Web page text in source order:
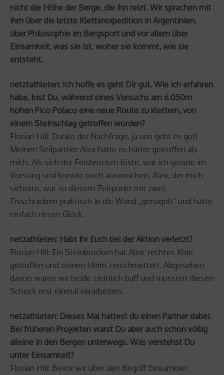
nicht die Höhe der Berge, die ihn reizt. Wir sprachen mit
ihm über die letzte Kletterexpedition in Argentinien,
über Philosophie im Bergsport und vor allem über
Einsamkeit, was sie ist, woher sie kommt, wie sie
entsteht.
netztathleten: Ich hoffe es geht Dir gut. Wie ich erfahren
habe, bist Du, während eines Versuchs am 6.050m
hohen Pico Polaco eine neue Route zu klettern, von
einem Steinschlag getroffen worden?
Florian Hill: Danke der Nachfrage, ja uns geht es gut!
Meinen Seilpartner Alex hatte es härter getroffen als
mich. Als sich der Felsbrocken löste, war ich gerade im
Vorstieg und konnte noch ausweichen. Alex, der mich
sicherte, war zu diesem Zeitpunkt mit zwei
Eisschrauben praktisch in die Wand „genagelt“ und hatte
einfach riesen Glück.
netzathleten: Habt ihr Euch bei der Aktion verletzt?
Florian Hill: Ein Steinbrocken hat Alex‘ rechtes Knie
getroffen und seinen Helm zerschmettert. Abgesehen
davon waren wir beide ziemlich baff und mussten diesen
Schock erst einmal verarbeiten.
netzathleten: Dieses Mal hattest du einen Partner dabei.
Bei früheren Projekten warst Du aber auch schon völlig
alleine in den Bergen unterwegs. Was verstehst Du
unter Einsamkeit?
Florian Hill: Bevor wir über den Begriff Einsamkeit